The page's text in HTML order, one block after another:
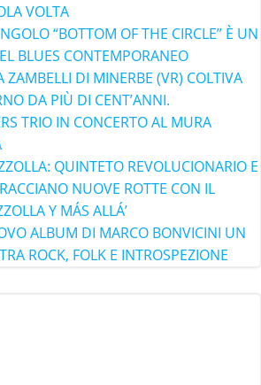
VOLTA
“BOTTOM OF THE CIRCLE” È UN
BLUES CONTEMPORANEO
ZAMBELLI DI MINERBE (VR) COLTIVA
DA PIÙ DI CENT’ANNI.
TRIO IN CONCERTO AL MURA
QUINTETO REVOLUCIONARIO E
NUOVE ROTTE CON IL
Y MÁS ALLÁ’
ALBUM DI MARCO BONVICINI UN
ROCK, FOLK E INTROSPEZIONE